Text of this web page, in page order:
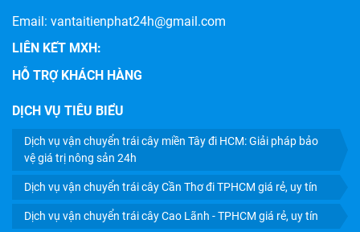
DỊCH VỤ GỬI XE MÁY VỀ QUÊ, ĐI TỈNH: BẢNG GIÁ MỚI
Email: vantaitienphat24h@gmail.com
LIÊN KẾT MXH:
HỖ TRỢ KHÁCH HÀNG
DỊCH VỤ TIÊU BIỂU
Dịch vụ vận chuyển trái cây miền Tây đi HCM: Giải pháp bảo
vệ giá trị nông sản 24h
Dịch vụ vận chuyển trái cây Cần Thơ đi TPHCM giá rẻ, uy tín
Dịch vụ vận chuyển trái cây Cao Lãnh - TPHCM giá rẻ, uy tín